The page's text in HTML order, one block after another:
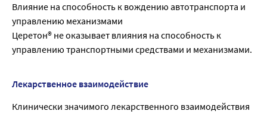
Влияние на способность к вождению автотранспорта и
управлению механизмами
Церетон® не оказывает влияния на способность к
управлению транспортными средствами и механизмами.
Лекарственное взаимодействие
Клинически значимого лекарственного взаимодействия